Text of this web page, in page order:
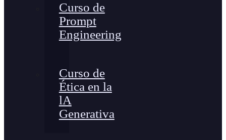
Curso de
Prompt
Engineering
Curso de
Ética en la
lA
Generativa